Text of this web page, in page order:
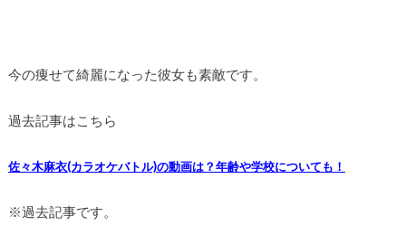
今の痩せて綺麗になった彼女も素敵です。
過去記事はこちら
佐々木麻衣(カラオケバトル)の動画は？年齢や学校についても！
※過去記事です。